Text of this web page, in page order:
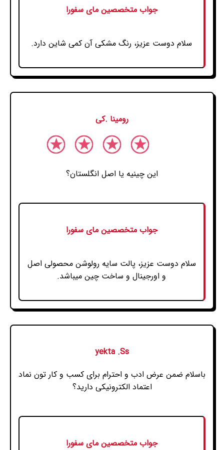
جواب متخصصین مای سفورا
سلام دوست عزیز، رنگ مشکی آن کمی شاین دارد.
رومینا .کی
این چینیه یا اصل انگلستان؟
جواب متخصصین مای سفورا
سلام دوست عزیز، پالت سایه رولوشن محصولی اصل
و اورجینال و ساخت چین میباشد.
yekta .Ss
باسلام ضمن عرض ادب و احترام برای کسب و کار تون نماد
اعتماد الکترونیکی دارید؟
جواب متخصصین مای سفورا